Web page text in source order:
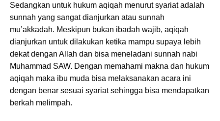
Sedangkan untuk hukum aqiqah menurut syariat adalah
sunnah yang sangat dianjurkan atau sunnah
mu’akkadah. Meskipun bukan ibadah wajib, aqiqah
dianjurkan untuk dilakukan ketika mampu supaya lebih
dekat dengan Allah dan bisa meneladani sunnah nabi
Muhammad SAW. Dengan memahami makna dan hukum
aqiqah maka ibu muda bisa melaksanakan acara ini
dengan benar sesuai syariat sehingga bisa mendapatkan
berkah melimpah.